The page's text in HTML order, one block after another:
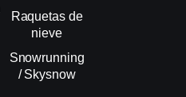
Raquetas de
nieve
Snowrunning
/ Skysnow